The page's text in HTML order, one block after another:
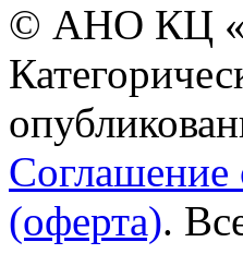
© АНО КЦ «
Соглашение
(оферта).